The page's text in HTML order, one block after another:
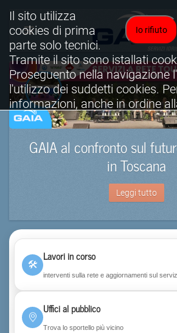
GAIA al confronto sul
in Toscana
Leggi tutto
🛠
Lavori in corso
interventi sulla rete e aggiornamenti sul
Uffici al pubblico
Trova lo sportello più vicino
Io rifiuto
Il sito utilizza
cookies di prima
parte solo tecnici.
Tramite il sito sono istallati
Proseguento nella navigazione
l'utilizzo dei suddetti cookies.
informazioni, anche in ordine
è possibile consultare
completa.
Visualizza informativa